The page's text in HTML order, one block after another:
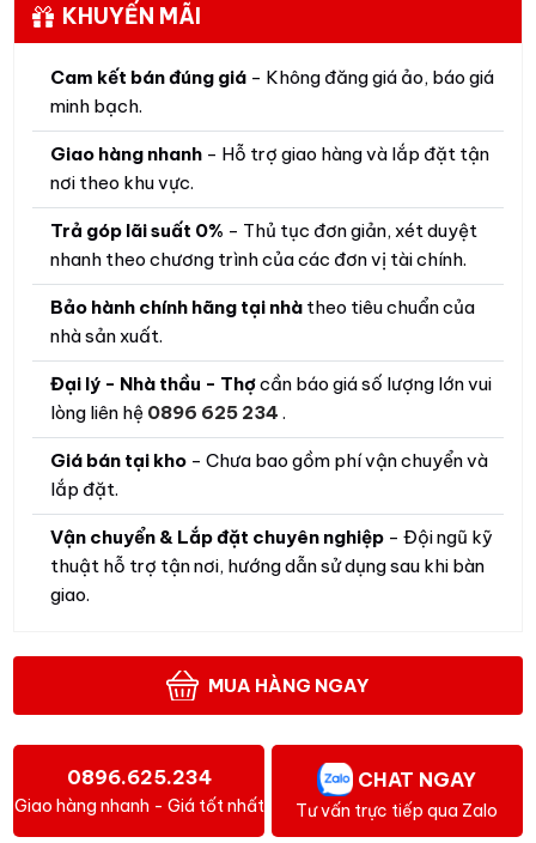
KHUYẾN MÃI
Cam kết bán đúng giá - Không đăng giá ảo, báo giá
minh bạch.
Giao hàng nhanh - Hỗ trợ giao hàng và lắp đặt tận
nơi theo khu vực.
Trả góp lãi suất 0% - Thủ tục đơn giản, xét duyệt
nhanh theo chương trình của các đơn vị tài chính.
Bảo hành chính hãng tại nhà theo tiêu chuẩn của
nhà sản xuất.
Đại lý - Nhà thầu - Thợcần báo giá số lượng lớn vui
lòng liên hệ 0896 625 234.
Giá bán tại kho - Chưa bao gồm phí vận chuyển và
lắp đặt.
Vận chuyển & Lắp đặt chuyên nghiệp - Đội ngũ kỹ
thuật hỗ trợ tận nơi, hướng dẫn sử dụng sau khi bàn
giao.
MUA HÀNG NGAY
0896.625.234
Giao hàng nhanh - Giá tốt nhất
CHAT NGAY
Tư vấn trực tiếp qua Zalo